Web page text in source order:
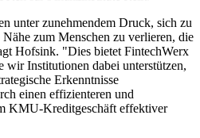
unter zunehmendem Druck, sich zu
zum Menschen zu verlieren, die
Hofsink. "Dies bietet FintechWerx
Institutionen dabei unterstützen,
Erkenntnisse
einen effizienteren und
KMU-Kreditgeschäft effektiver